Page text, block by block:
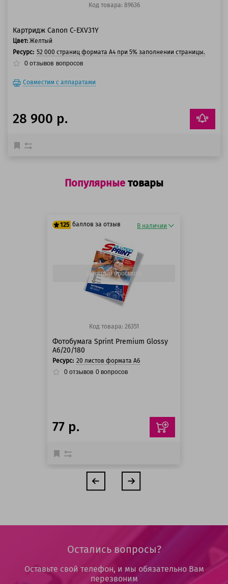
Код товара: 89636
Картридж Canon C-EXV31Y
Цвет: Желтый
Ресурс: 52 000 страниц формата А4 при 5% заполнении страницы.
0 отзывов вопросов
Совместим с аппаратами
28 900 р.
Популярные товары
125 баллов за отзыв
125 баллов
125 баллов
В наличии
Быстрый просмотр
Код товара: 26351
Фотобумага Sprint Premium Glossy
A6/20/180
Ресурс: 20 листов формата А6
0 отзывов 0 вопросов
77 р.
Остались вопросы?
Оставьте свой телефон, и мы обязательно Вам
перезвоним